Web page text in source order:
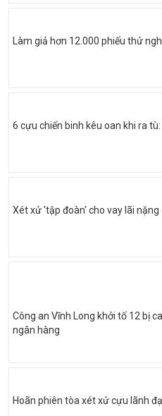
Làm giả hơn 12.000 phiếu thử
6 cựu chiến binh kêu oan khi ra
Xét xử 'tập đoàn' cho vay lãi
Công an Vĩnh Long khởi tố 12 bị
ngân hàng
Hoãn phiên tòa xét xử cựu lãnh